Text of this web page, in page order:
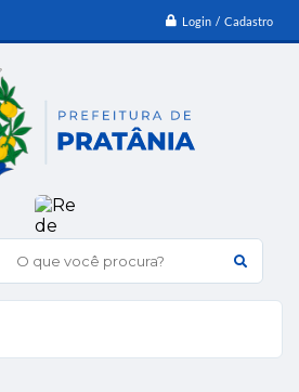
Login / Cadastro